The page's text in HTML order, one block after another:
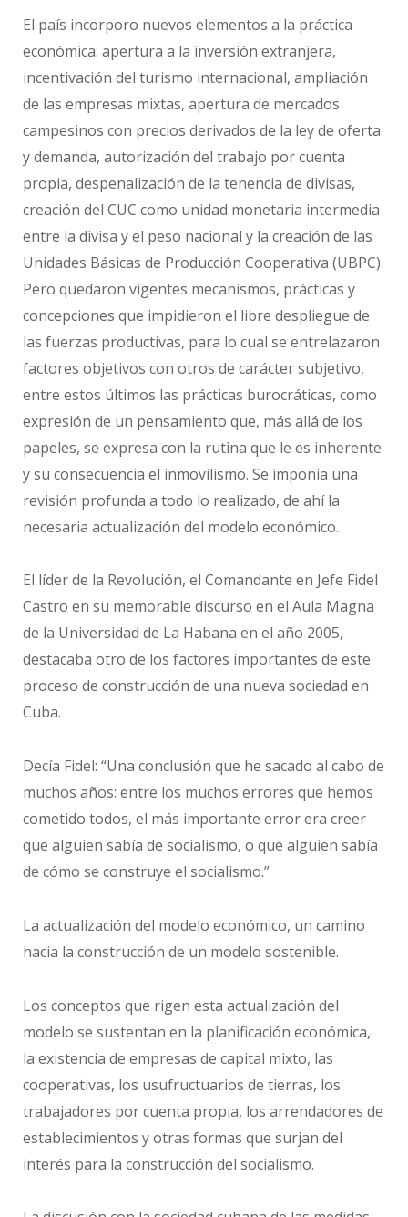
El país incorporo nuevos elementos a la práctica
económica: apertura a la inversión extranjera,
incentivación del turismo internacional, ampliación
de las empresas mixtas, apertura de mercados
campesinos con precios derivados de la ley de oferta
y demanda, autorización del trabajo por cuenta
propia, despenalización de la tenencia de divisas,
creación del CUC como unidad monetaria intermedia
entre la divisa y el peso nacional y la creación de las
Unidades Básicas de Producción Cooperativa (UBPC).
Pero quedaron vigentes mecanismos, prácticas y
concepciones que impidieron el libre despliegue de
las fuerzas productivas, para lo cual se entrelazaron
factores objetivos con otros de carácter subjetivo,
entre estos últimos las prácticas burocráticas, como
expresión de un pensamiento que, más allá de los
papeles, se expresa con la rutina que le es inherente
y su consecuencia el inmovilismo. Se imponía una
revisión profunda a todo lo realizado, de ahí la
necesaria actualización del modelo económico.
El líder de la Revolución, el Comandante en Jefe Fidel
Castro en su memorable discurso en el Aula Magna
de la Universidad de La Habana en el año 2005,
destacaba otro de los factores importantes de este
proceso de construcción de una nueva sociedad en
Cuba.
Decía Fidel: “Una conclusión que he sacado al cabo de
muchos años: entre los muchos errores que hemos
cometido todos, el más importante error era creer
que alguien sabía de socialismo, o que alguien sabía
de cómo se construye el socialismo.”
La actualización del modelo económico, un camino
hacia la construcción de un modelo sostenible.
Los conceptos que rigen esta actualización del
modelo se sustentan en la planificación económica,
la existencia de empresas de capital mixto, las
cooperativas, los usufructuarios de tierras, los
trabajadores por cuenta propia, los arrendadores de
establecimientos y otras formas que surjan del
interés para la construcción del socialismo.